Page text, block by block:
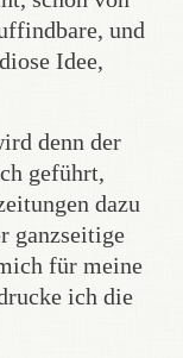
und
Idee,
denn der
geführt,
dazu
ganzseitige
für meine
ich die